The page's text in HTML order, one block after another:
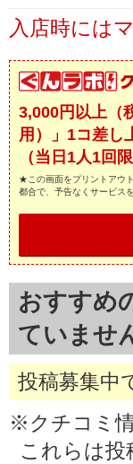
入店時には
3,000円以上（
用）」1コ差し
（当日1人1回限
★この画面をプリントアウ
都合で、予告なくサービス
おすすめ
ていませ
投稿募集中
※クチコミ
これらは